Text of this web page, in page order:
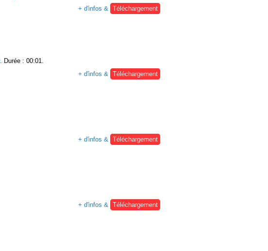
+ d'infos & Téléchargement
. Durée : 00:01.
+ d'infos & Téléchargement
+ d'infos &
Téléchargement
+ d'infos &
Téléchargement